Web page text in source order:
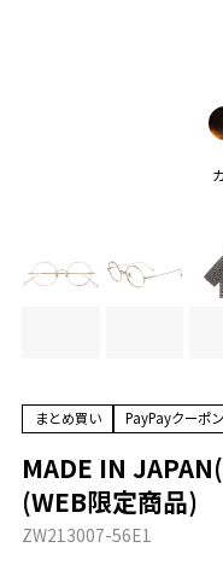
まとめ買い PayPayクーポ
MADE IN
(WEB限定商品)
ZW213007-56E1